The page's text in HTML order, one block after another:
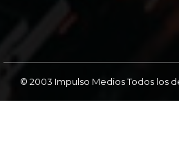
© 2003 Impulso Medios Todos los